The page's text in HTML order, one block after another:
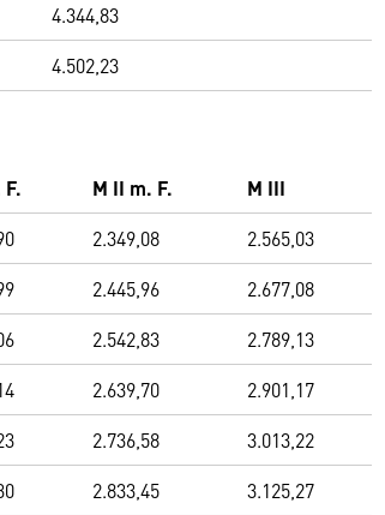
4.344,83
4.502,23
M II m. F.
M III
2.349,08 2.565,03
2.445,96 2.677,08
2.542,83 2.789,13
2.639,70 2.901,17
2.736,58 3.013,22
2.833,45 3.125,27